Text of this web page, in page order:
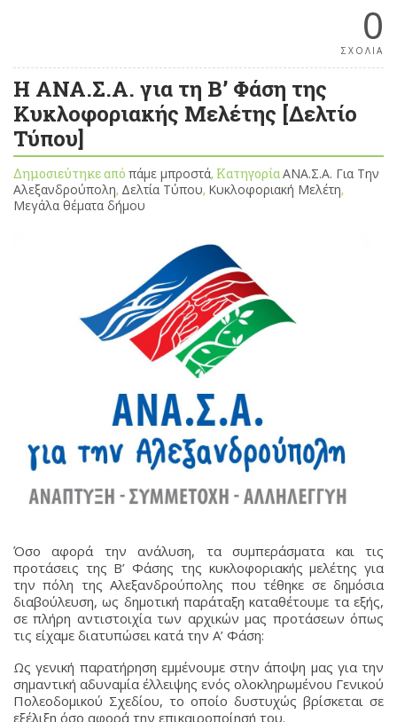
0
ΣΧΟΛΙΑ
Η ΑΝΑ.Σ.Α. για τη Β’ Φάση της
Κυκλοφοριακής Μελέτης [Δελτίο
Τύπου]
Δημοσιεύτηκε από πάμε μπροστά, ΚατηγορίαΑΝΑ.Σ.Α. Για Την
Αλεξανδρούπολη, Δελτία Τύπου, Κυκλοφοριακή Μελέτη,
Μεγάλα θέματα δήμου
Όσο αφορά την ανάλυση, τα συμπεράσματα και τις
προτάσεις της Β’ Φάσης της κυκλοφοριακής μελέτης για
την πόλη της Αλεξανδρούπολης που τέθηκε σε δημόσια
διαβούλευση, ως δημοτική παράταξη καταθέτουμε τα εξής,
σε πλήρη αντιστοιχία των αρχικών μας προτάσεων όπως
τις είχαμε διατυπώσει κατά την Α’ Φάση:
Ως γενική παρατήρηση εμμένουμε στην άποψη μας για την
σημαντική αδυναμία έλλειψης ενός ολοκληρωμένου Γενικού
Πολεοδομικού Σχεδίου, το οποίο δυστυχώς βρίσκεται σε
εξέλιξη όσο αφορά την επικαιροποίησή του.